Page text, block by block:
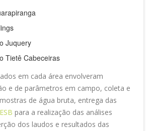
Juquery
Tietê Cabeceiras
em cada área envolveram
e de parâmetros em campo, coleta e
de água bruta, entrega das
para a realização das análises
dos laudos e resultados das